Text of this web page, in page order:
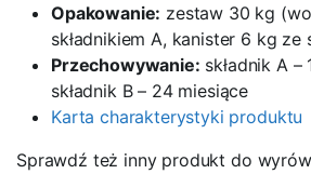
Opakowanie: zestaw 30 kg
składnikiem A, kanister 6 kg ze
Przechowywanie: składnik A –
składnik B – 24 miesiące
Karta charakterystyki produktu
Sprawdź też inny produkt do